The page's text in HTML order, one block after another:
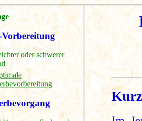
Vorbereitung
oder schwerer